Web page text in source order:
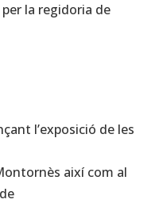
la regidoria de
l’exposició de les
així com al